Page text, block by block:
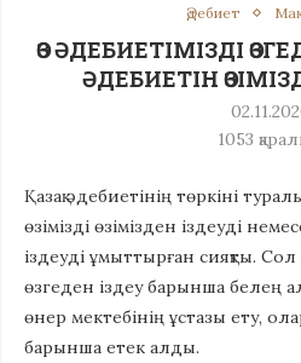
Әдебиет
ӨЗ ӘДЕБИЕТІМІЗДІ
ӘДЕБИЕТІН
1053
Қазақ әдебиетінің төркіні
өзімізді өзімізден іздеуді
іздеуді ұмыттырған сияқты. Сол
өзгеден іздеу барынша белең
өнер мектебінің ұстазы ету,
барынша етек алды.